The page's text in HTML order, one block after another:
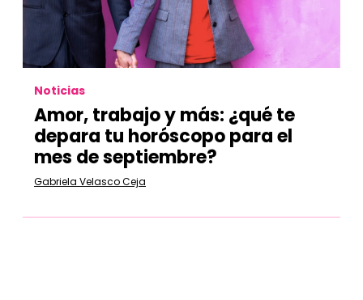
Noticias
Amor, trabajo y más: ¿qué te
depara tu horóscopo para el
mes de septiembre?
Gabriela Velasco Ceja